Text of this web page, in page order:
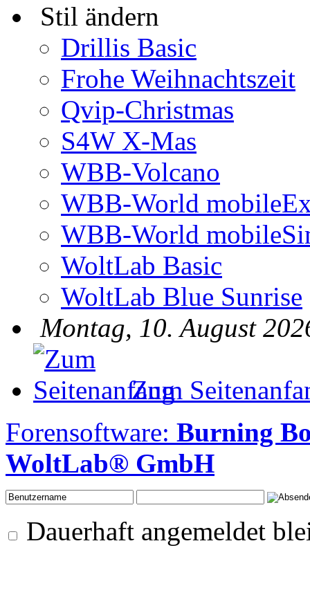
Stil ändern
Drillis Basic
Frohe Weihnachtszeit
Qvip-Christmas
S4W X-Mas
WBB-Volcano
WBB-World
WBB-World
WoltLab Basic
WoltLab Blue Sunrise
Montag, 10. August
Zum
Forensoftware: Burning
WoltLab® GmbH
Dauerhaft angemeldet